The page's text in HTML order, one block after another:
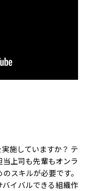
施していますか？ テ
上司も先輩もオンラ
スキルが必要です。
イバルできる組織作